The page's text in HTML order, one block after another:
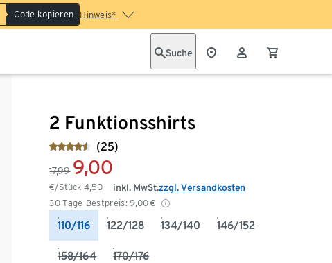
Code kopieren Hinweis*
Suche
2 Funktionsshirts
(25)
17,99 9,00
€/Stück4,50
30-Tage-Bestpreis: 9,00€
inkl. MwSt.zzgl. Versandkosten
110/116 122/128 134/140 146/152
158/164 170/176